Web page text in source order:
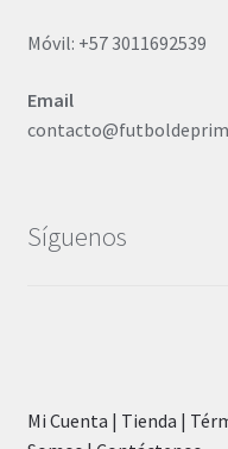
Móvil: +57 3011692539
Email
Síguenos
Mi Cuenta | Tienda |